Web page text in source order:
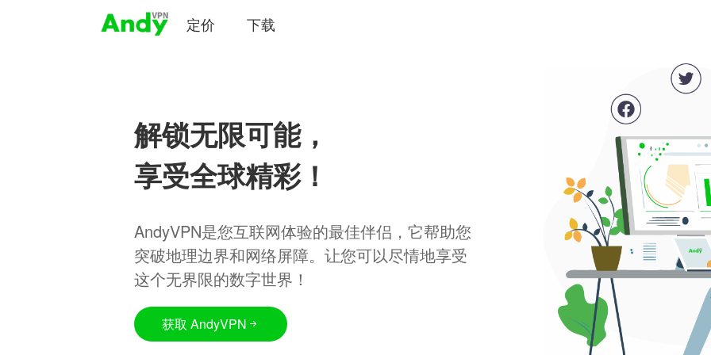
定价 下载
解锁无限可能，
享受全球精彩！
AndyVPN是您互联网体验的最佳伴侣，它帮助您
突破地理边界和网络屏障。让您可以尽情地享受
这个无界限的数字世界！
获取 AndyVPN